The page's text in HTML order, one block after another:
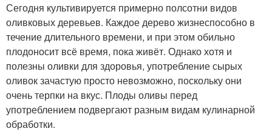
Сегодня культивируется примерно полсотни видов
оливковых деревьев. Каждое дерево жизнеспособно в
течение длительного времени, и при этом обильно
плодоносит всё время, пока живёт. Однако хотя и
полезны оливки для здоровья, употребление сырых
оливок зачастую просто невозможно, поскольку они
очень терпки на вкус. Плоды оливы перед
употреблением подвергают разным видам кулинарной
обработки.